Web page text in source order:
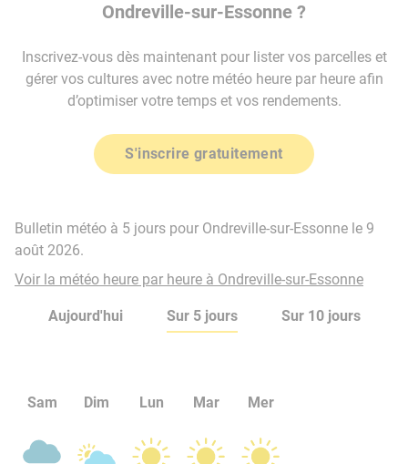
Ondreville-sur-Essonne ?
Inscrivez-vous dès maintenant pour lister vos parcelles et
gérer vos cultures avec notre météo heure par heure afin
d’optimiser votre temps et vos rendements.
S'inscrire gratuitement
Bulletin météo à 5 jours pour Ondreville-sur-Essonne le 9
août 2026.
Voir la météo heure par heure à Ondreville-sur-Essonne
Aujourd'hui Sur 5 jours Sur 10 jours
Sam Dim Lun Mar Mer